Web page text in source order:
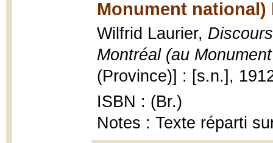
Monument national)
Wilfrid Laurier,
Montréal (au
(Province)] : [s.n.],
ISBN : (Br.)
Notes : Texte réparti